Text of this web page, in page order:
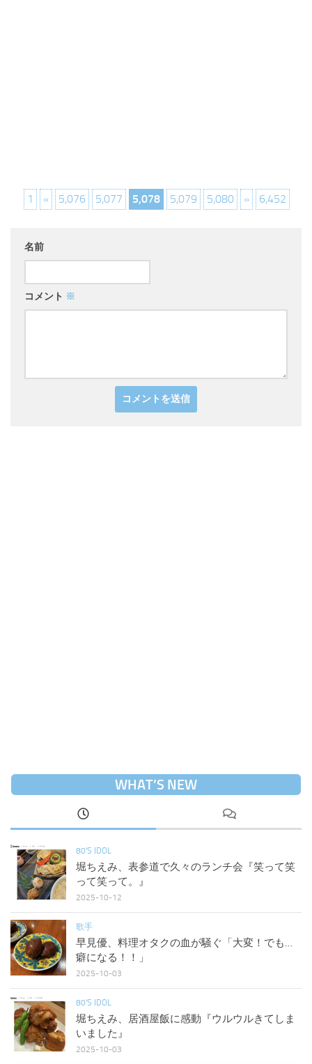
1 « 5,076 5,077 5,078 5,079 5,080 » 6,452
名前
コメント ※
WHAT’S NEW
80'S IDOL
堀ちえみ、表参道で久々のランチ会『笑って笑
って笑って。』
2025-10-12
歌手
早見優、料理オタクの血が騒ぐ「大変！でも…
癖になる！！」
2025-10-03
80'S IDOL
堀ちえみ、居酒屋飯に感動『ウルウルきてしま
いました』
2025-10-03